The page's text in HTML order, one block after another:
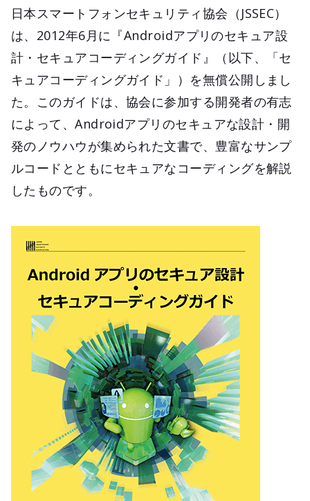
日本スマートフォンセキュリティ協会（JSSEC）
は、2012年6月に『Androidアプリのセキュア設
計・セキュアコーディングガイド』（以下、「セ
キュアコーディングガイド」）を無償公開しまし
た。このガイドは、協会に参加する開発者の有志
によって、Androidアプリのセキュアな設計・開
発のノウハウが集められた文書で、豊富なサンプ
ルコードとともにセキュアなコーディングを解説
したものです。